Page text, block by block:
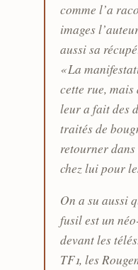
comme l’a
images
aussi sa
« La
cette rue,
leur a fait des
traités de
retourner
chez lui pour
On a su aussi
fusil est un
devant les
TF1, les